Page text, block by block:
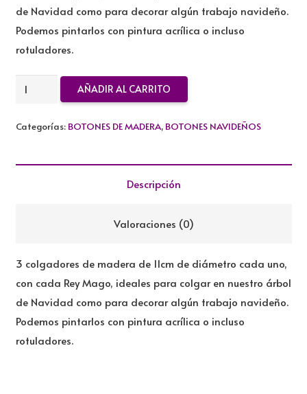
de Navidad como para decorar algún trabajo navideño.
Podemos pintarlos con pintura acrílica o incluso
rotuladores.
COLGADORES
MADERA
AÑADIR AL CARRITO
Categorías: BOTONES DE MADERA, BOTONES NAVIDEÑOS
Descripción
Valoraciones (0)
3 colgadores de madera de 11cm de diámetro cada uno,
con cada Rey Mago, ideales para colgar en nuestro árbol
de Navidad como para decorar algún trabajo navideño.
Podemos pintarlos con pintura acrílica o incluso
rotuladores.